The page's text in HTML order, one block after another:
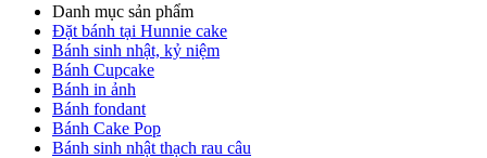
Danh mục sản phẩm
Đặt bánh tại Hunnie cake
Bánh sinh nhật, kỷ niệm
Bánh Cupcake
Bánh in ảnh
Bánh fondant
Bánh Cake Pop
Bánh sinh nhật thạch rau câu